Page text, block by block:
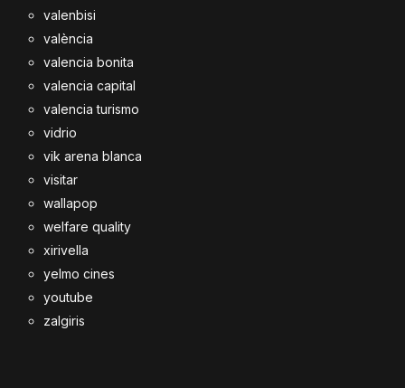
valenbisi
valència
valencia bonita
valencia capital
valencia turismo
vidrio
vik arena blanca
visitar
wallapop
welfare quality
xirivella
yelmo cines
youtube
zalgiris